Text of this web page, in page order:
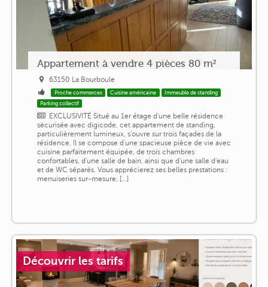
Appartement à vendre 4 pièces 80 m²
63150 La Bourboule
Proche commerces Cuisine américaine
Immeuble de standing
Parking collectif
EXCLUSIVITÉ Situé au 1er étage d'une belle résidence
sécurisée avec digicode, cet appartement de standing,
particulièrement lumineux, s'ouvre sur trois façades de la
résidence. Il se compose d'une spacieuse pièce de vie avec
cuisine parfaitement équipée, de trois chambres
confortables, d'une salle de bain, ainsi que d'une salle d'eau
et de WC séparés. Vous apprécierez ses belles prestations :
menuiseries sur-mesure, [...]
Découvrir les tarifs